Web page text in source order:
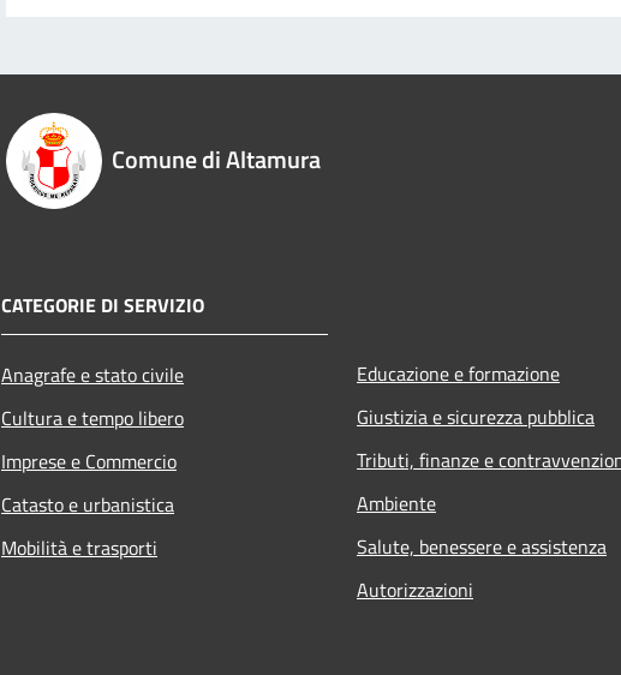
Comune di Altamura
CATEGORIE DI SERVIZIO
Anagrafe e stato civile
Cultura e tempo libero
Imprese e Commercio
Catasto e urbanistica
Mobilità e trasporti
Educazione e formazione
Giustizia e sicurezza pubblica
Tributi, finanze e
Ambiente
Salute, benessere e assistenza
Autorizzazioni